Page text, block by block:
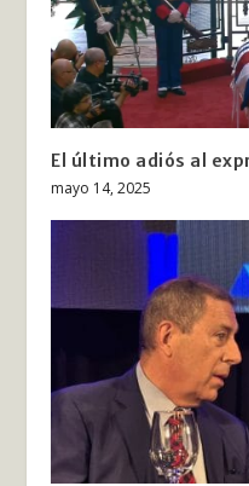
El último adiós al
mayo 14, 2025